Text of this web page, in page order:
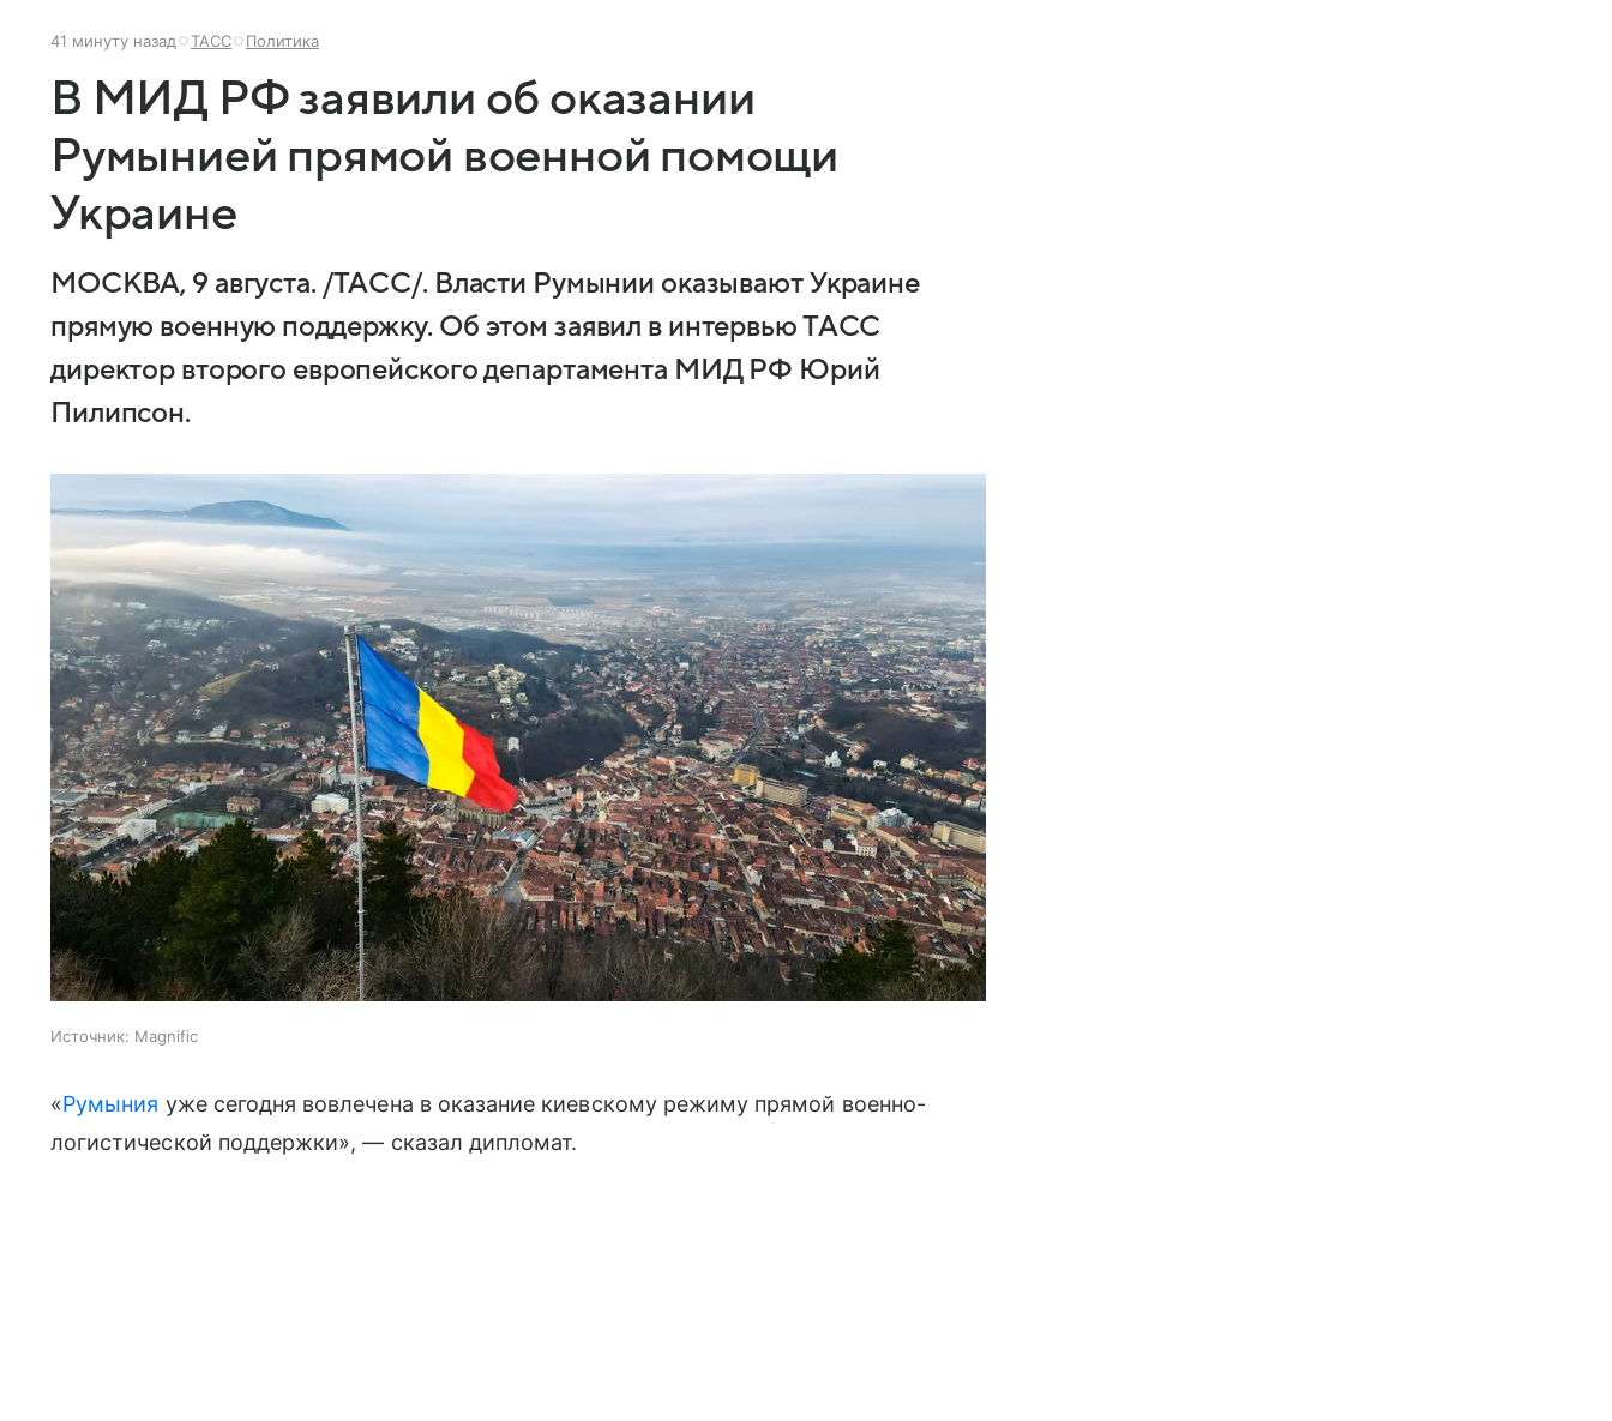
41 минуту назад ТАСС Политика
В МИД РФ заявили об оказании
Румынией прямой военной помощи
Украине
МОСКВА, 9 августа. /ТАСС/. Власти Румынии оказывают Украине
прямую военную поддержку. Об этом заявил в интервью ТАСС
директор второго европейского департамента МИД РФ Юрий
Пилипсон.
Источник: Magnific
«Румыния уже сегодня вовлечена в оказание киевскому режиму прямой военно-
логистической поддержки», — сказал дипломат.